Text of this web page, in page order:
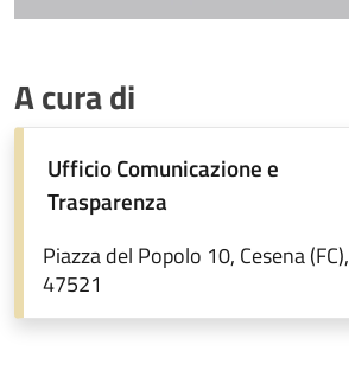
A cura di
Ufficio Comunicazione e
Trasparenza
Piazza del Popolo 10, Cesena (FC),
47521